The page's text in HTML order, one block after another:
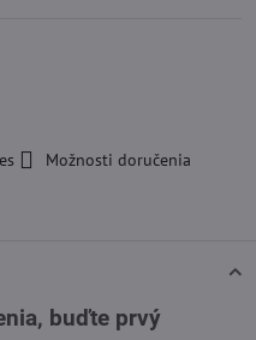
Možnosti doručenia
buďte prvý